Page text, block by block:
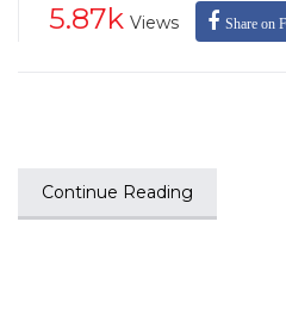
5.87k Views Share on
Continue Reading